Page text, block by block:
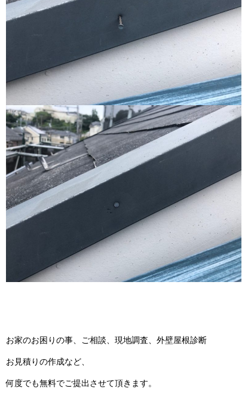
お家のお困りの事、ご相談、現地調査、外壁屋根診断
お見積りの作成など、
何度でも無料でご提出させて頂きます。